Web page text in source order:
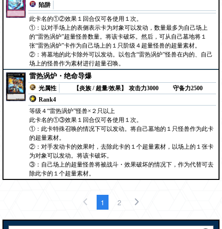
陷阱
此卡名的①②效果１回合仅可各使用１次。
①：以对手场上的表侧表示卡为对象可以发动，数量最多为自己场上
的“雷热涡炉”超量怪兽数量。将该卡破坏。然后，可从自己墓地将１
张“雷热涡炉”卡作为自己场上的１只阶级４超量怪兽的超量素材。
②：将墓地的此卡除外可以发动。以包含“雷热涡炉”怪兽在内的、自己
场上的怪兽作为素材进行超量召唤。
雷热涡炉・绝命导爆
光属性
【炎族 / 超量/效果】
Rank4
攻击力3000 守备力2500
等级４“雷热涡炉”怪兽×２只以上
此卡名的①③效果１回合仅可各使用１次。
①：此卡特殊召唤的情况下可以发动。将自己墓地的１只怪兽作为此卡
的超量素材。
②：对手发动卡的效果时，去除此卡的１个超量素材，以场上的１张卡
为对象可以发动。将该卡破坏。
③：自己场上的超量怪兽将被战斗・效果破坏的情况下，作为代替可去
除此卡的１个超量素材。
1 2